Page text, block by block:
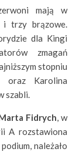
mają w
i trzy brązowe.
dla Kingi
zmagań
stopniu
oraz Karolina
szabli.
Fidrych, w
A rozstawiona
należało